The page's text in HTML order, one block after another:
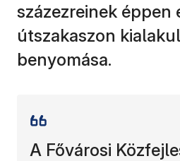
százezreinek éppen
útszakaszon
benyomása.
A Fővárosi